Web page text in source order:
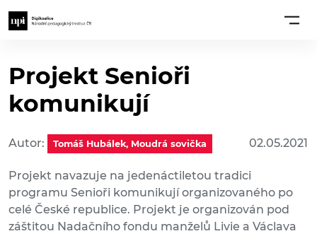
Projekt Senioři
komunikují
Autor: Tomáš Hubálek, Moudrá sovička 02.05.2021
Projekt navazuje na jedenáctiletou tradici
programu Senioři komunikují organizovaného po
celé České republice. Projekt je organizován pod
záštitou Nadačního fondu manželů Livie a Václava